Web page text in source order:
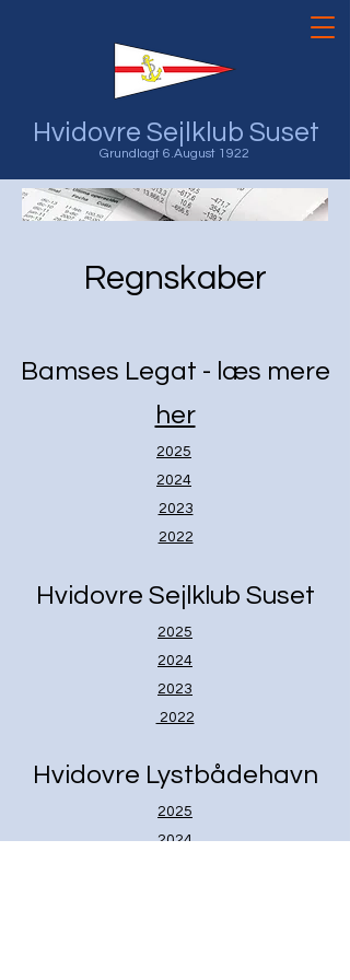
Hvidovre Sejlklub Suset
Grundlagt 6.August 1922
Regnskaber
Bamses Legat - læs mere
her
2025
2024
2023
2022
Hvidovre Sejlklub Suset
2025
2024
2023
2022
Hvidovre Lystbådehavn
2025
2024